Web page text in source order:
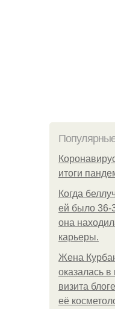
итоги
Когда
ей было 36-
она
карьеры.
Жена
оказалась
визита
её